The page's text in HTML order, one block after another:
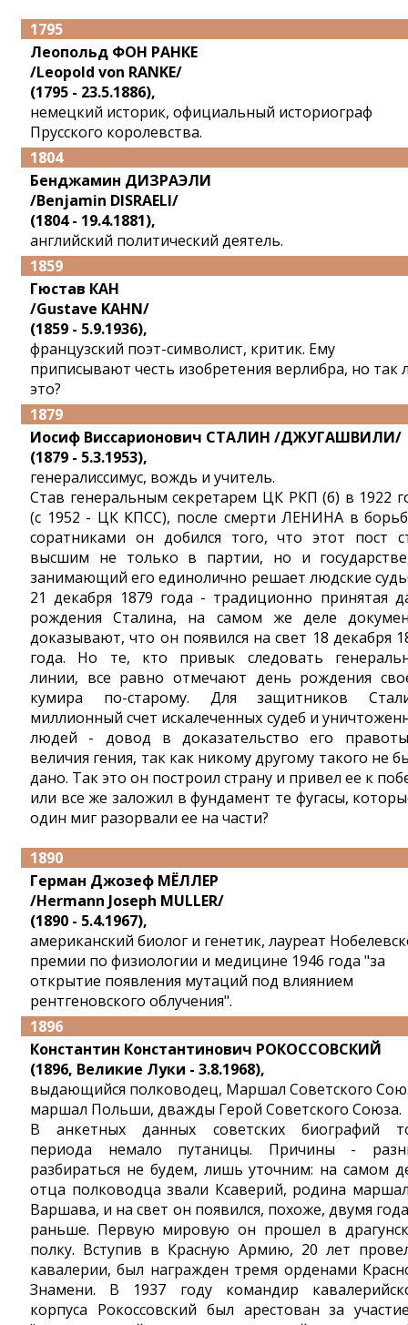
1795
Леопольд ФОН РАНКЕ
/Leopold von RANKE/
(1795 - 23.5.1886),
немецкий историк, официальный историограф
Прусского королевства.
1804
Бенджамин ДИЗРАЭЛИ
/Benjamin DISRAELI/
(1804 - 19.4.1881),
английский политический деятель.
1859
Гюстав КАН
/Gustave KAHN/
(1859 - 5.9.1936),
французский поэт-символист, критик. Ему
приписывают честь изобретения верлибра, но так
это?
1879
Иосиф Виссарионович СТАЛИН /ДЖУГАШВИЛИ/
(1879 - 5.3.1953),
генералиссимус, вождь и учитель.
Став генеральным секретарем ЦК РКП (б) в 1922
(с 1952 - ЦК КПСС), после смерти ЛЕНИНА в
соратниками он добился того, что этот пост
высшим не только в партии, но и
занимающий его единолично решает людские
21 декабря 1879 года - традиционно принятая
рождения Сталина, на самом же деле
доказывают, что он появился на свет 18 декабря
года. Но те, кто привык следовать
линии, все равно отмечают день рождения
кумира по-старому. Для защитников
миллионный счет искалеченных судеб и
людей - довод в доказательство его
величия гения, так как никому другому такого не
дано. Так это он построил страну и привел ее к
или все же заложил в фундамент те фугасы,
один миг разорвали ее на части?
1890
Герман Джозеф МЁЛЛЕР
/Hermann Joseph MULLER/
(1890 - 5.4.1967),
американский биолог и генетик, лауреат
премии по физиологии и медицине 1946 года "за
открытие появления мутаций под влиянием
рентгеновского облучения".
1896
Константин Константинович РОКОССОВСКИЙ
(1896, Великие Луки - 3.8.1968),
выдающийся полководец, Маршал Советского
маршал Польши, дважды Герой Советского Союза.
В анкетных данных советских биографий
периода немало путаницы. Причины -
разбираться не будем, лишь уточним: на самом
отца полководца звали Ксаверий, родина
Варшава, и на свет он появился, похоже, двумя
раньше. Первую мировую он прошел в
полку. Вступив в Красную Армию, 20 лет
кавалерии, был награжден тремя орденами
Знамени. В 1937 году командир
корпуса Рокоссовский был арестован за